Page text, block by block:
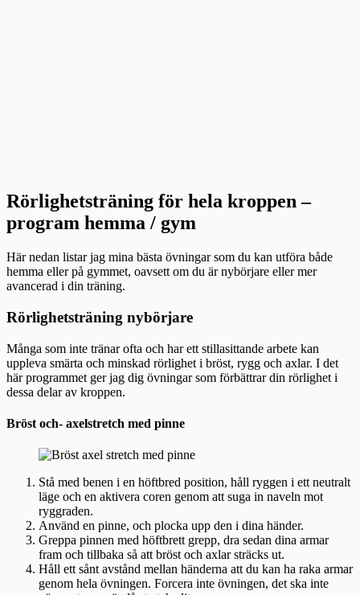
Rörlighetsträning för hela kroppen –
program hemma / gym
Här nedan listar jag mina bästa övningar som du kan utföra både
hemma eller på gymmet, oavsett om du är nybörjare eller mer
avancerad i din träning.
Rörlighetsträning nybörjare
Många som inte tränar ofta och har ett stillasittande arbete kan
uppleva smärta och minskad rörlighet i bröst, rygg och axlar. I det
här programmet ger jag dig övningar som förbättrar din rörlighet i
dessa delar av kroppen.
Bröst och- axelstretch med pinne
Stå med benen i en höftbred position, håll ryggen i ett neutralt
läge och en aktivera coren genom att suga in naveln mot
ryggraden.
Använd en pinne, och plocka upp den i dina händer.
Greppa pinnen med höftbrett grepp, dra sedan dina armar
fram och tillbaka så att bröst och axlar sträcks ut.
Håll ett sånt avstånd mellan händerna att du kan ha raka armar
genom hela övningen. Forcera inte övningen, det ska inte